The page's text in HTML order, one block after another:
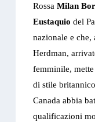
RossaMilan
Eustaquio del
nazionale e che,
Herdman,
femminile,
di stile
Canada abbia
qualificazioni